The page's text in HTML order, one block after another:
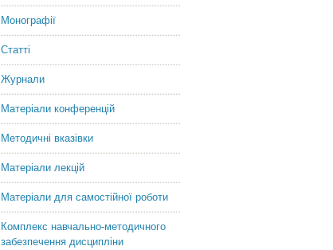
Монографії
Статті
Журнали
Матеріали конференцій
Методичні вказівки
Матеріали лекцій
Матеріали для самостійної роботи
Комплекс навчально-методичного
забезпечення дисципліни